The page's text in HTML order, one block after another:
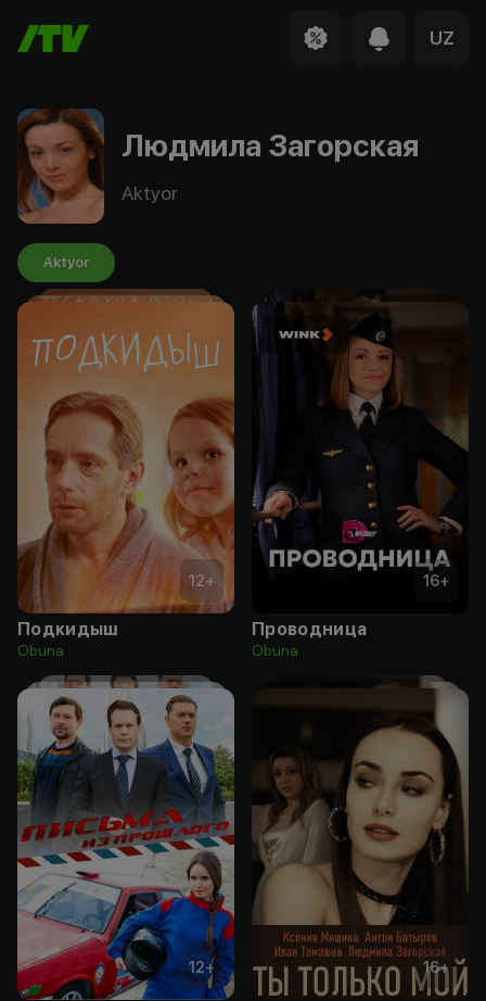
UZ
Людмила Загорская
Aktyor
Aktyor
12+
Подкидыш
Obuna
16+
Проводница
Obuna
12+ 16+